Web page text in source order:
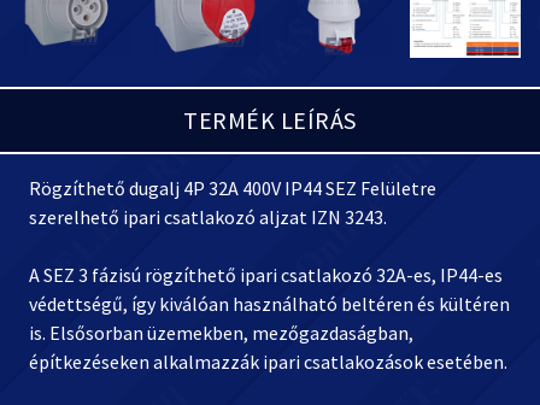
TERMÉK LEÍRÁS
Rögzíthető dugalj 4P 32A 400V IP44 SEZ Felületre
szerelhető ipari csatlakozó aljzat IZN 3243.
A SEZ 3 fázisú rögzíthető ipari csatlakozó 32A-es, IP44-es
védettségű, így kiválóan használható beltéren és kültéren
is. Elsősorban üzemekben, mezőgazdaságban,
építkezéseken alkalmazzák ipari csatlakozások esetében.